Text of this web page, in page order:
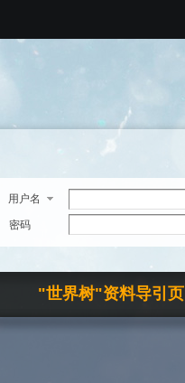
用户名
密码
"世界树"资料导引页